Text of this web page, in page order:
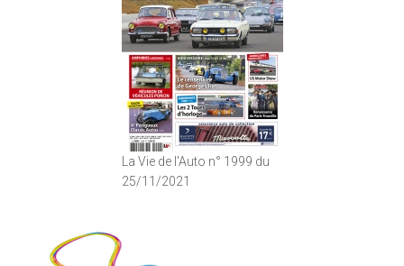
La Vie de l'Auto n° 1999 du
25/11/2021